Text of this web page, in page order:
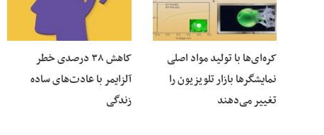
کره‌ای‌ها با تولید مواد اصلی
نمایشگرها بازار تلویزیون را
تغییر می‌دهند
کاهش ۳۸ درصدی خطر
آلزایمر با عادت‌های ساده
زندگی